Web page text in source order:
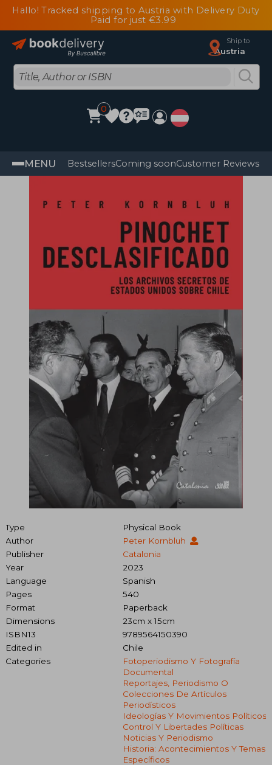
Hallo! Tracked shipping to Austria with Delivery Duty
Paid for just €3.99
Ship to
Austria
0
MENU BestsellersComing soonCustomer Reviews
Type
Physical Book
Author
Peter Kornbluh
Publisher
Catalonia
Year
2023
Language
Spanish
Pages
540
Format
Paperback
Dimensions
23cm x 15cm
ISBN13
9789564150390
Edited in
Chile
Categories
Fotoperiodismo Y Fotografía
Documental
Reportajes, Periodismo O
Colecciones De Artículos
Periodísticos
Ideologías Y Movimientos Políticos
Control Y Libertades Políticas
Noticias Y Periodismo
Historia: Acontecimientos Y Temas
Específicos